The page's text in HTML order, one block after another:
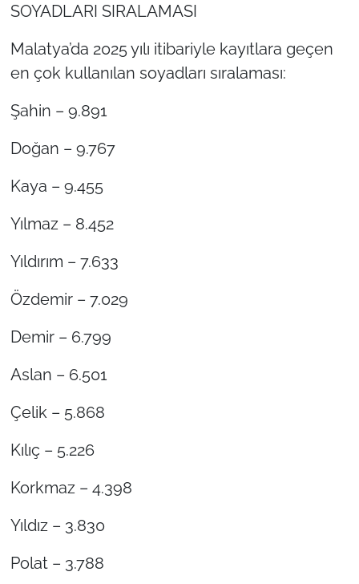
SOYADLARI SIRALAMASI
Malatya’da 2025 yılı itibariyle kayıtlara geçen
en çok kullanılan soyadları sıralaması:
Şahin – 9.891
Doğan – 9.767
Kaya – 9.455
Yılmaz – 8.452
Yıldırım – 7.633
Özdemir – 7.029
Demir – 6.799
Aslan – 6.501
Çelik – 5.868
Kılıç – 5.226
Korkmaz – 4.398
Yıldız – 3.830
Polat – 3.788